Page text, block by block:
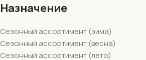
Назначение
Сезонный ассортимент (зима)
Сезонный ассортимент (весна)
Сезонный ассортимент (лето)